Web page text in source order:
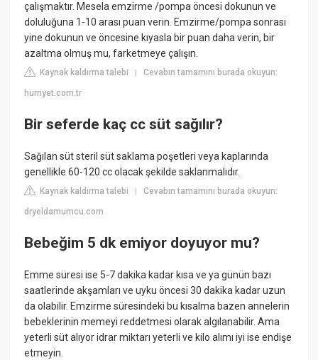
çalışmaktır. Mesela emzirme /pompa öncesi dokunun ve
doluluğuna 1-10 arası puan verin. Emzirme/pompa sonrası
yine dokunun ve öncesine kıyasla bir puan daha verin, bir
azaltma olmuş mu, farketmeye çalışın.
Kaynak kaldırma talebi |Cevabın tamamını burada okuyun:
hurriyet.com.tr
Bir seferde kaç cc süt sağılır?
Sağılan süt steril süt saklama poşetleri veya kaplarında
genellikle 60-120 cc olacak şekilde saklanmalıdır.
Kaynak kaldırma talebi |Cevabın tamamını burada okuyun:
dryeldamumcu.com
Bebeğim 5 dk emiyor doyuyor mu?
Emme süresi ise 5-7 dakika kadar kısa ve ya günün bazı
saatlerinde akşamları ve uyku öncesi 30 dakika kadar uzun
da olabilir. Emzirme süresindeki bu kısalma bazen annelerin
bebeklerinin memeyi reddetmesi olarak algılanabilir. Ama
yeterli süt alıyor idrar miktarı yeterli ve kilo alımı iyi ise endişe
etmeyin.